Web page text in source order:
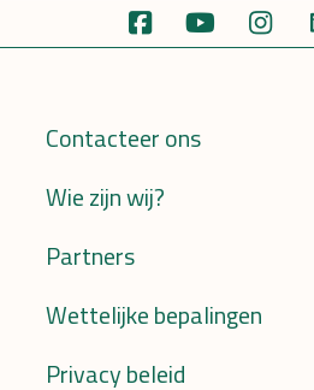
Contacteer ons
Wie zijn wij?
Partners
Wettelijke bepalingen
Privacy beleid